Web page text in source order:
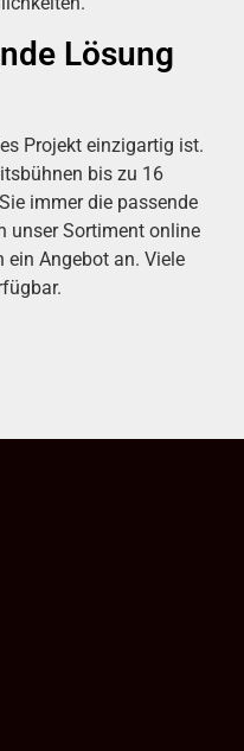
Lösung
Projekt einzigartig ist.
bis zu 16
immer die passende
unser Sortiment online
Angebot an. Viele